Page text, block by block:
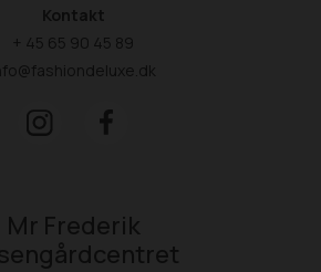
Kontakt
+ 45 65 90 45 89
Mr Frederik